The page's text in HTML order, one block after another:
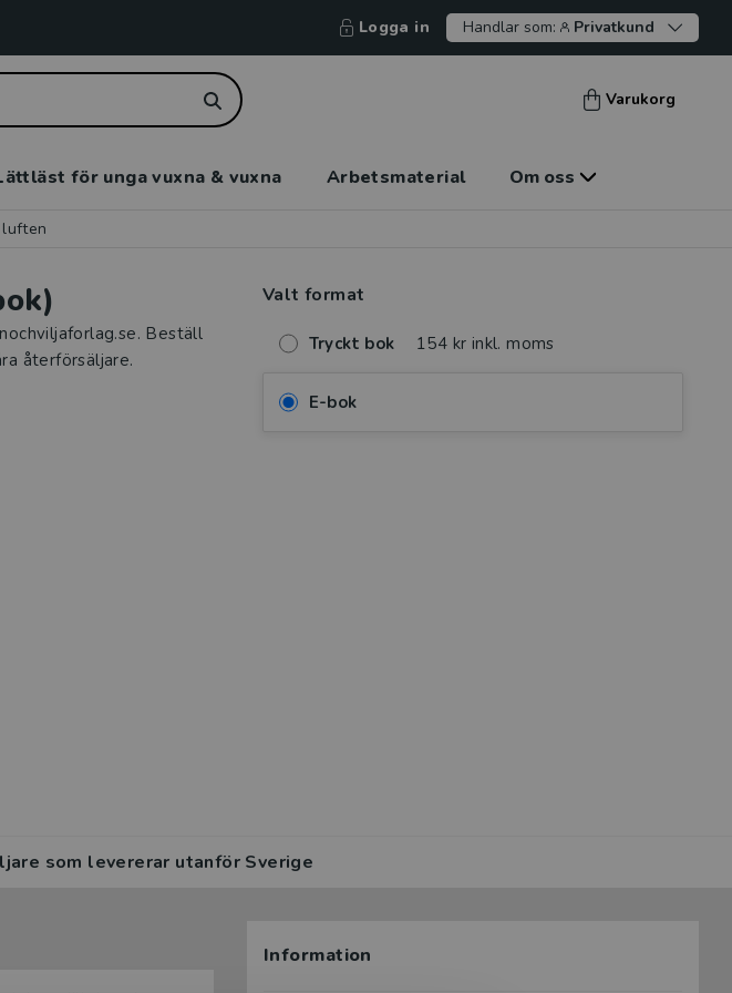
Logga in Handlar som: Privatkund
Varukorg
för unga vuxna & vuxna Arbetsmaterial Om oss
Beställ
återförsäljare.
Valt format
Tryckt bok 154 kr inkl. moms
E-bok
som levererar utanför Sverige
Information